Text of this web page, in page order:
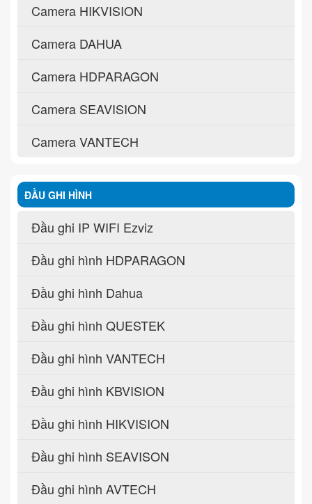
Camera HIKVISION
Camera DAHUA
Camera HDPARAGON
Camera SEAVISION
Camera VANTECH
ĐẦU GHI HÌNH
Đầu ghi IP WIFI Ezviz
Đầu ghi hình HDPARAGON
Đầu ghi hình Dahua
Đầu ghi hình QUESTEK
Đầu ghi hình VANTECH
Đầu ghi hình KBVISION
Đầu ghi hình HIKVISION
Đầu ghi hình SEAVISON
Đầu ghi hình AVTECH